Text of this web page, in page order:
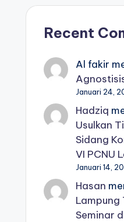
Recent
Al fakir
Januari 24,
Hadziq
Usulkan
Sidang
VI PCNU
Januari 14,
Hasan
Lampung
Seminar